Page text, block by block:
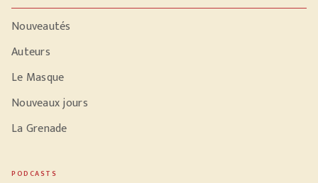
Nouveautés
Auteurs
Le Masque
Nouveaux jours
La Grenade
PODCASTS